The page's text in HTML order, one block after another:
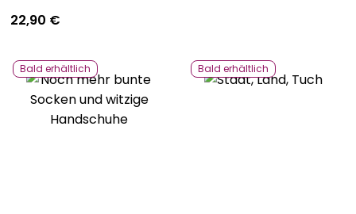
22,90 €
Bald erhältlich Bald erhältlich